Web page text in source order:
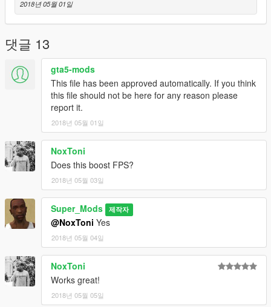
2018년 05월 01일
댓글 13
gta5-mods
This file has been approved automatically. If you think
this file should not be here for any reason please
report it.
2018년 05월 01일
NoxToni
Does this boost FPS?
2018년 05월 03일
Super_Mods 제작자
@NoxToni Yes
2018년 05월 04일
NoxToni
Works great!
2018년 05월 05일